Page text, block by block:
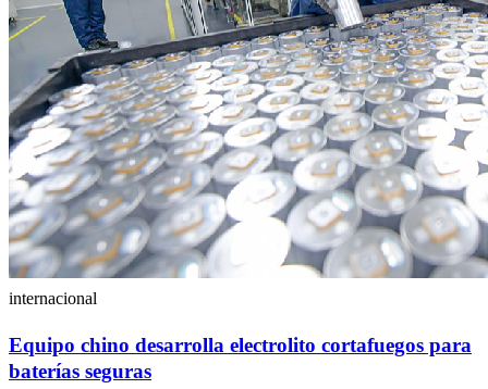
internacional
Equipo chino desarrolla electrolito cortafuegos para
baterías seguras